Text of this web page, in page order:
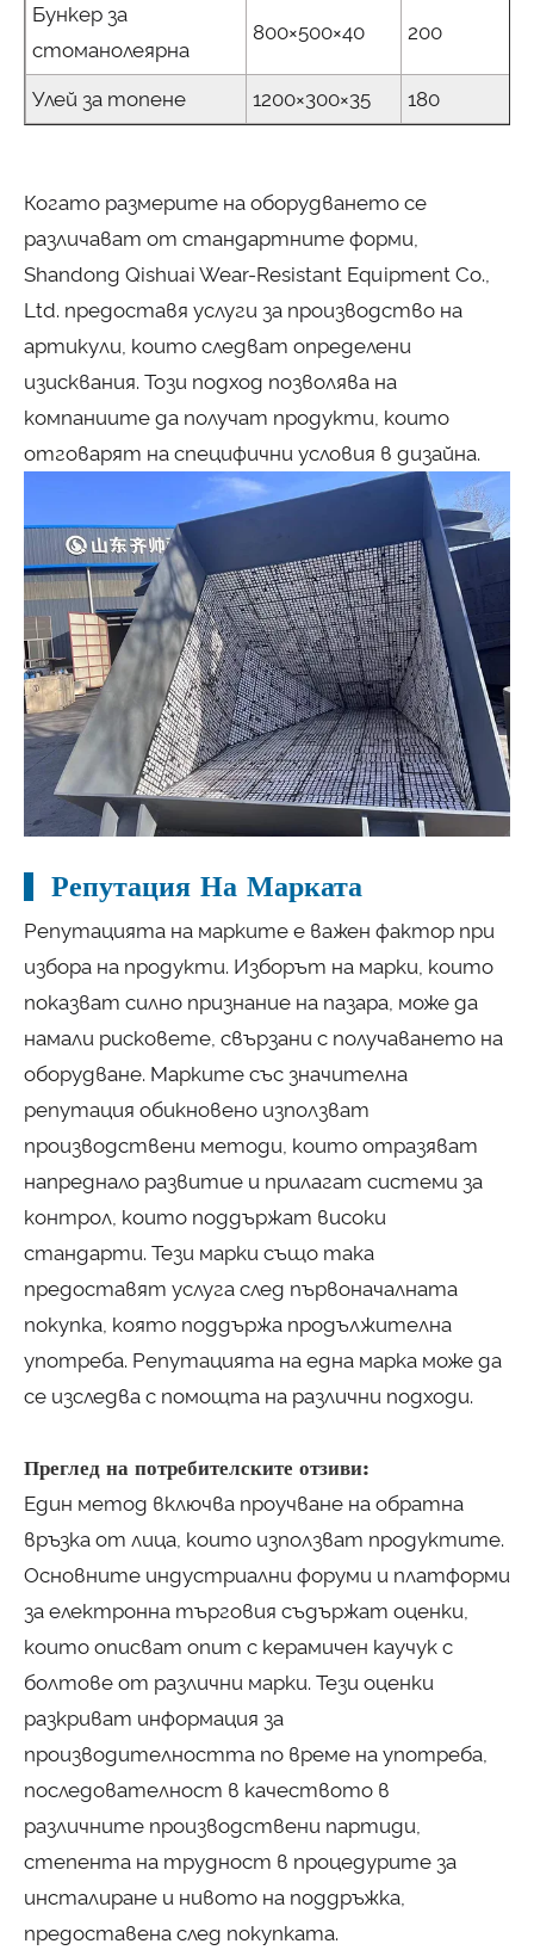
Бункер за
стоманолеярна
800×500×40 200
Улей за топене 1200×300×35 180
Когато размерите на оборудването се
различават от стандартните форми,
Shandong Qishuai Wear-Resistant Equipment Co.,
Ltd. предоставя услуги за производство на
артикули, които следват определени
изисквания. Този подход позволява на
компаниите да получат продукти, които
отговарят на специфични условия в дизайна.
Репутация На Марката
Репутацията на марките е важен фактор при
избора на продукти. Изборът на марки, които
показват силно признание на пазара, може да
намали рисковете, свързани с получаването на
оборудване. Марките със значителна
репутация обикновено използват
производствени методи, които отразяват
напреднало развитие и прилагат системи за
контрол, които поддържат високи
стандарти. Тези марки също така
предоставят услуга след първоначалната
покупка, която поддържа продължителна
употреба. Репутацията на една марка може да
се изследва с помощта на различни подходи.
Преглед на потребителските отзиви:
Един метод включва проучване на обратна
връзка от лица, които използват продуктите.
Основните индустриални форуми и платформи
за електронна търговия съдържат оценки,
които описват опит с керамичен каучук с
болтове от различни марки. Тези оценки
разкриват информация за
производителността по време на употреба,
последователност в качеството в
различните производствени партиди,
степента на трудност в процедурите за
инсталиране и нивото на поддръжка,
предоставена след покупката.